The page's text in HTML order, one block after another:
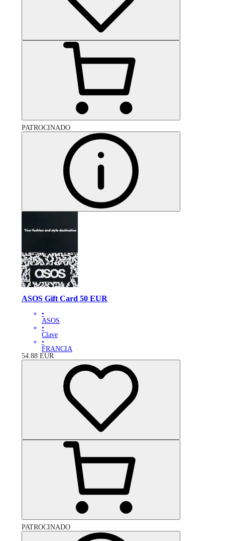
PATROCINADO
ASOS Gift Card 50 EUR
•
ASOS
•
Clave
•
FRANCIA
54.88 EUR
PATROCINADO